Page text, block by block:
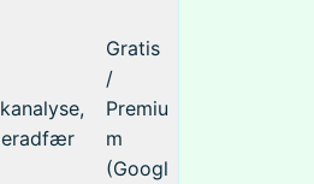
Gratis
/
Premiu
m
(Googl